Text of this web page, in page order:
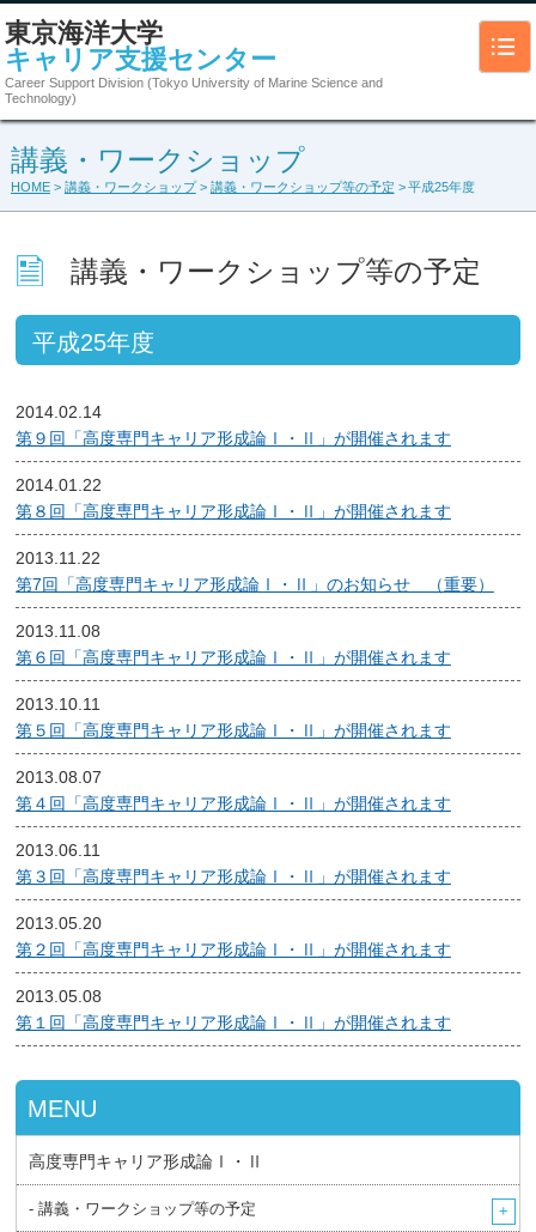
東京海洋大学
キャリア支援センター
Career Support Division (Tokyo University of Marine Science and
Technology)
講義・ワークショップ
HOME> 講義・ワークショップ> 講義・ワークショップ等の予定 > 平成25年度
講義・ワークショップ等の予定
平成25年度
2014.02.14
第９回「高度専門キャリア形成論Ⅰ・Ⅱ」が開催されます
2014.01.22
第８回「高度専門キャリア形成論Ⅰ・Ⅱ」が開催されます
2013.11.22
第7回「高度専門キャリア形成論Ⅰ・Ⅱ」のお知らせ （重要）
2013.11.08
第６回「高度専門キャリア形成論Ⅰ・Ⅱ」が開催されます
2013.10.11
第５回「高度専門キャリア形成論Ⅰ・Ⅱ」が開催されます
2013.08.07
第４回「高度専門キャリア形成論Ⅰ・Ⅱ」が開催されます
2013.06.11
第３回「高度専門キャリア形成論Ⅰ・Ⅱ」が開催されます
2013.05.20
第２回「高度専門キャリア形成論Ⅰ・Ⅱ」が開催されます
2013.05.08
第１回「高度専門キャリア形成論Ⅰ・Ⅱ」が開催されます
MENU
高度専門キャリア形成論Ⅰ・Ⅱ
- 講義・ワークショップ等の予定